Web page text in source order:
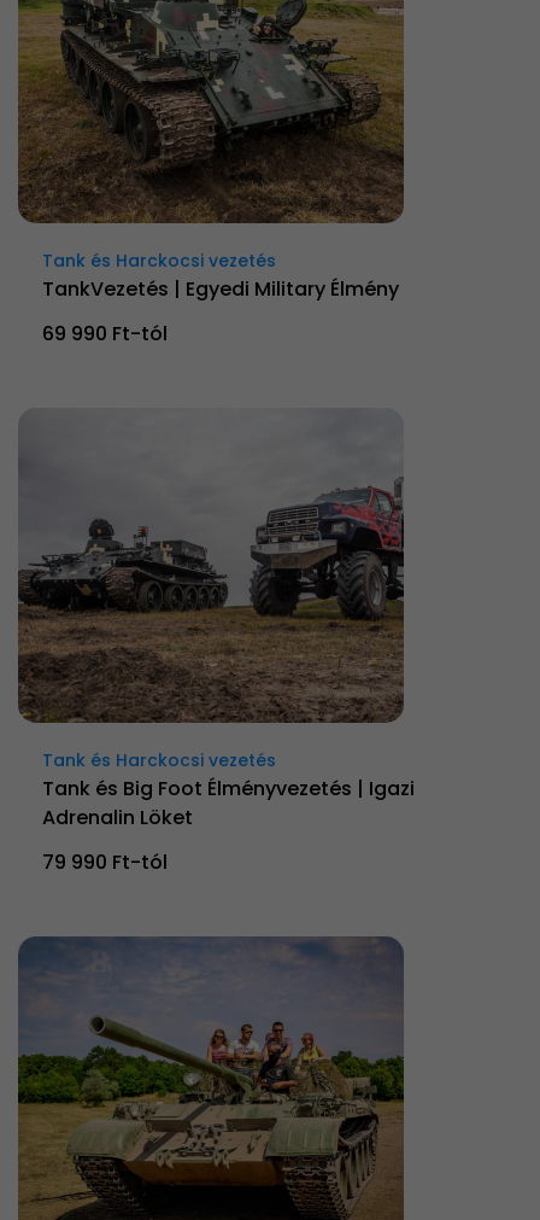
Tank és Harckocsi vezetés
TankVezetés | Egyedi Military Élmény
69 990 Ft-tól
Tank és Harckocsi vezetés
Tank és Big Foot Élményvezetés | Igazi
Adrenalin Löket
79 990 Ft-tól